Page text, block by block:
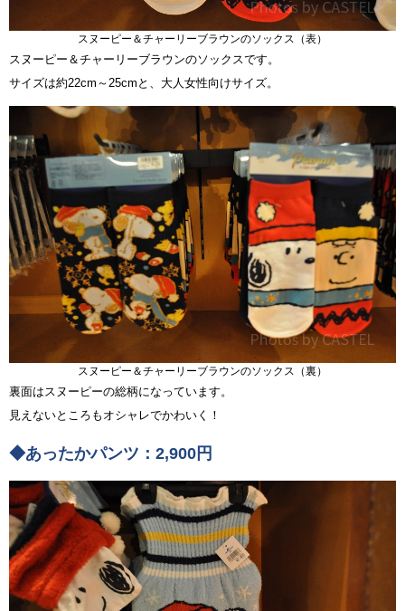
スヌーピー＆チャーリーブラウンのソックス（表）
スヌーピー＆チャーリーブラウンのソックスです。
サイズは約22cm～25cmと、大人女性向けサイズ。
スヌーピー＆チャーリーブラウンのソックス（裏）
裏面はスヌーピーの総柄になっています。
見えないところもオシャレでかわいく！
◆あったかパンツ：2,900円